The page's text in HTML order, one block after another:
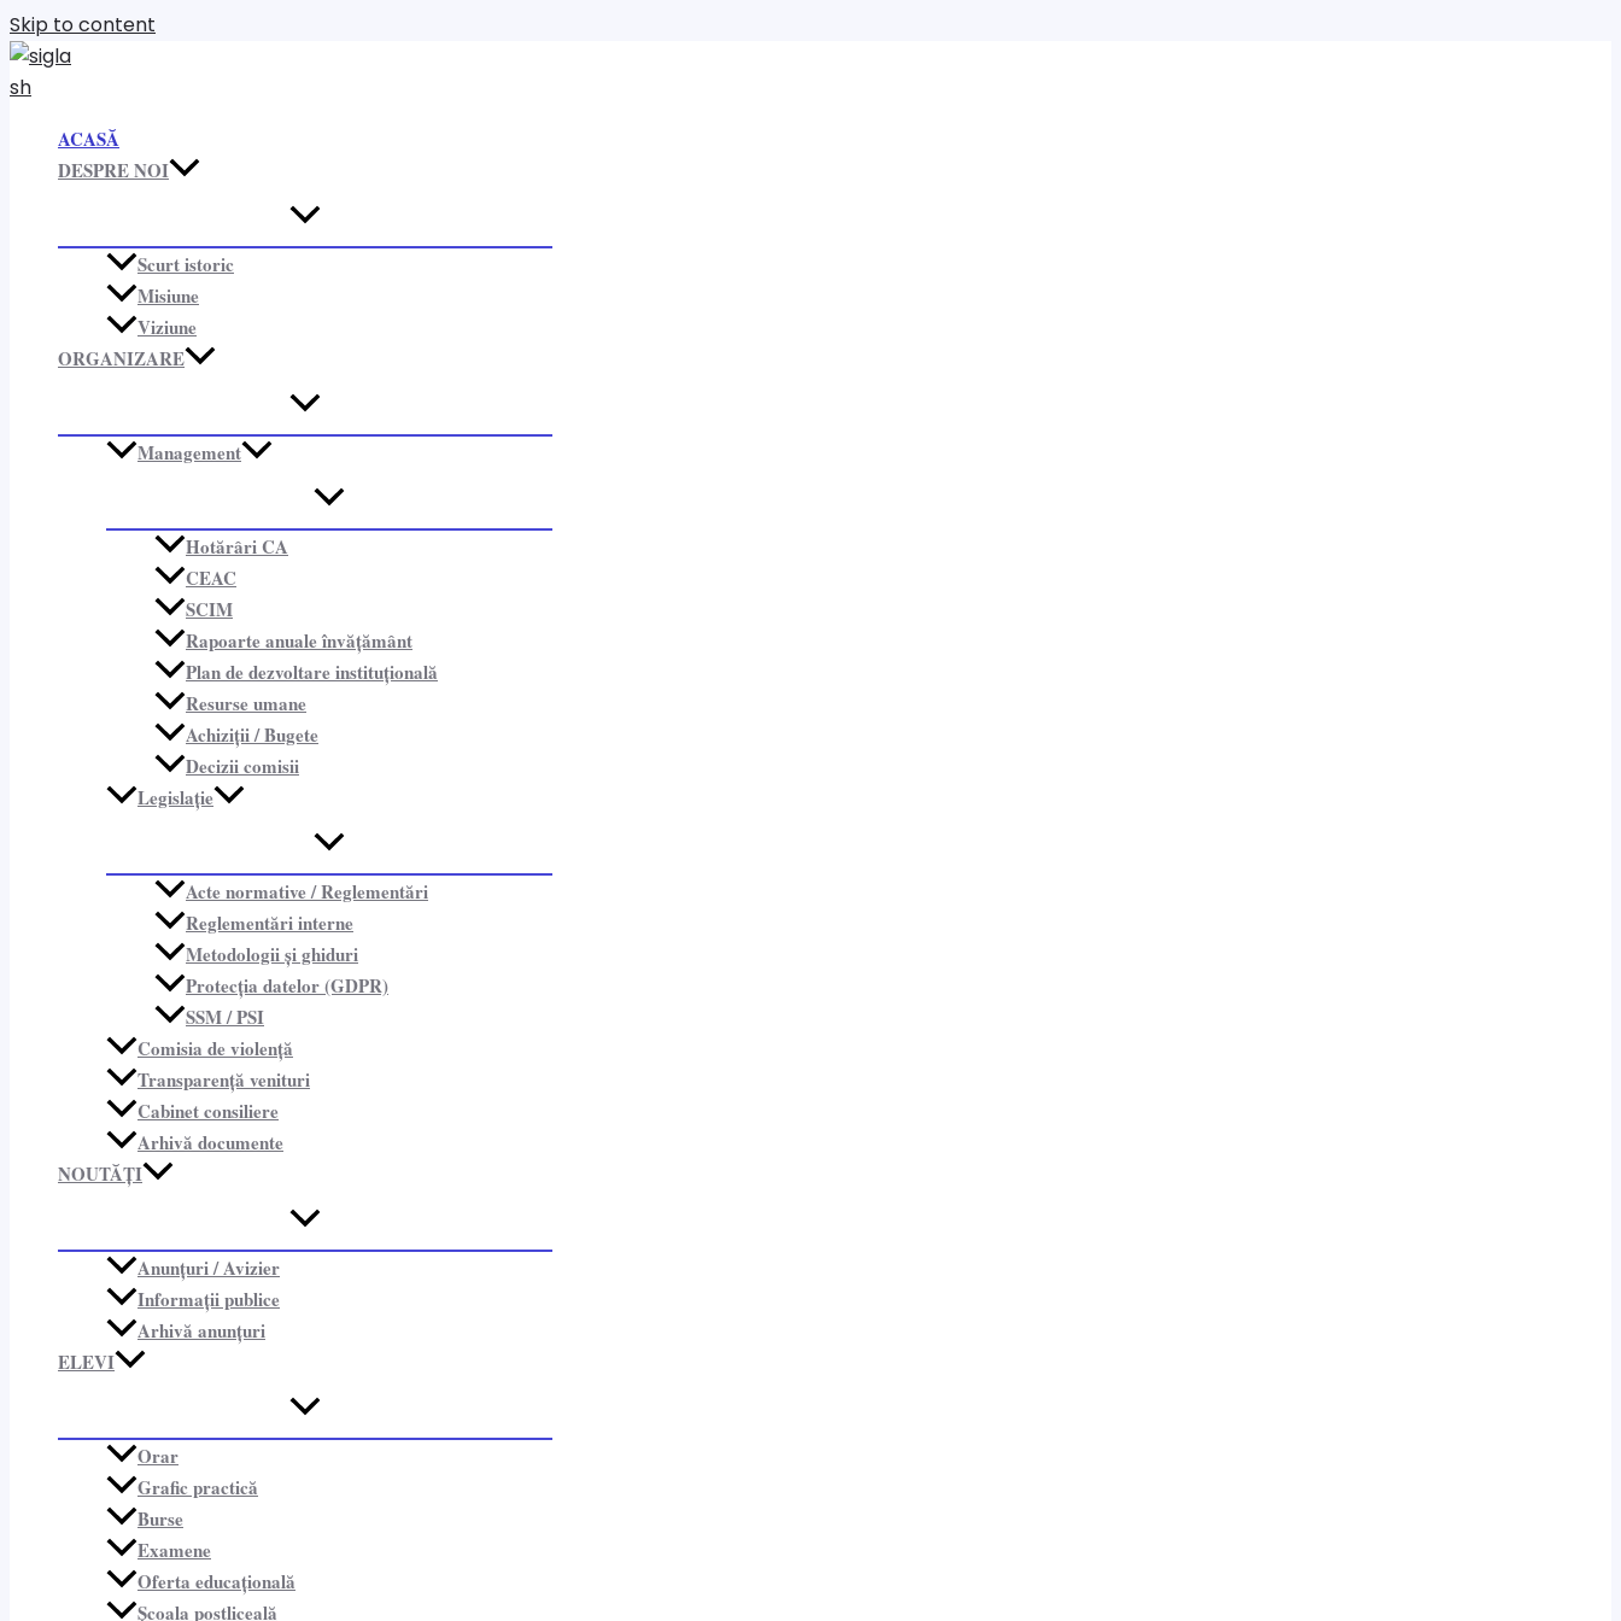
Skip to content
ACASĂ
DESPRE NOI
Scurt istoric
Misiune
Viziune
ORGANIZARE​
Management
Hotărâri CA
CEAC
SCIM
Rapoarte anuale învățământ
Plan de dezvoltare instituțională
Resurse umane
Achiziții / Bugete
Decizii comisii
Legislație
Acte normative / Reglementări
Reglementări interne
Metodologii și ghiduri
Protecția datelor (GDPR)
SSM / PSI
Comisia de violență
Transparență venituri
Cabinet consiliere​
Arhivă documente
NOUTĂȚI
Anunțuri / Avizier
Informații publice​
Arhivă anunțuri
ELEVI
Orar
Grafic practică
Burse
Examene
Oferta educațională
Școala postliceală